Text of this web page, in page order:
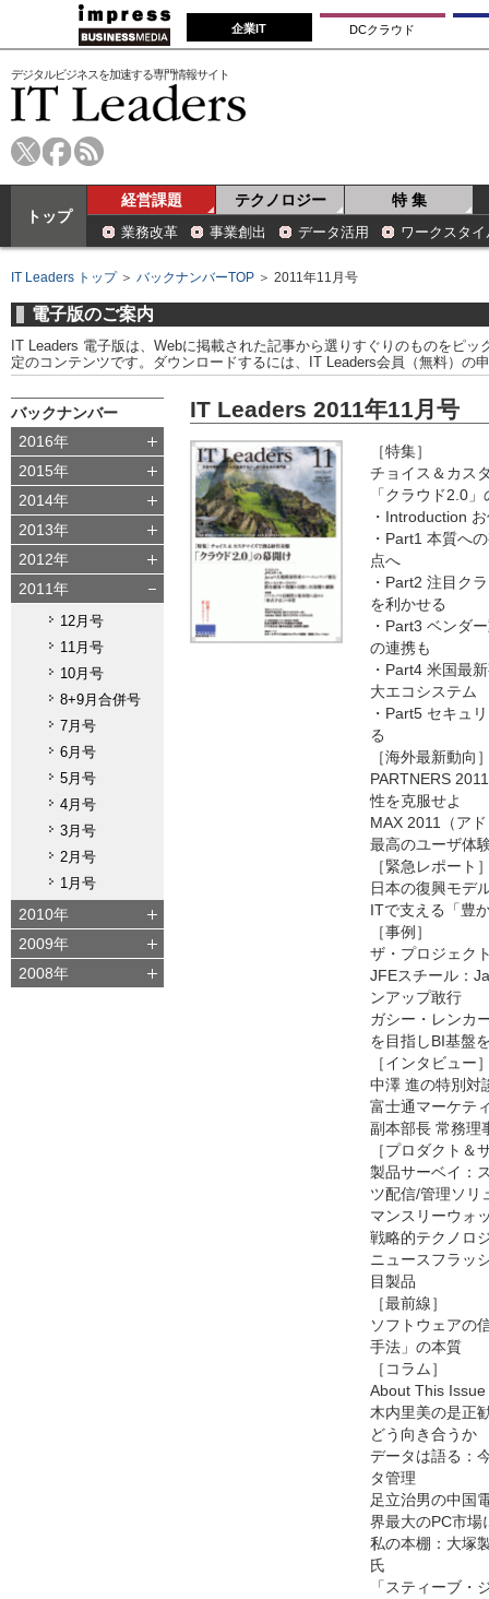
企業IT DCクラウド
デジタルビジネスを加速する専門情報サイト
トップ
経営課題 テクノロジー 特 集
業務改革 事業創出 データ活用 ワークスタイ
IT Leaders トップ＞ バックナンバーTOP ＞ 2011年11月号
電子版のご案内
IT Leaders 電子版は、Webに掲載された記事から選りすぐりのものをピ
定のコンテンツです。ダウンロードするには、IT Leaders会員（無料）の
バックナンバー
2016年
2015年
2014年
2013年
2012年
2011年
12月号
11月号
10月号
8+9月合併号
7月号
6月号
5月号
4月号
3月号
2月号
1月号
2010年
2009年
2008年
IT Leaders 2011年11月号
［特集］
チョイス＆カス
「クラウド2.0
・Introduction
・Part1 本質へ
点へ
・Part2 注目ク
を利かせる
・Part3 ベンダ
の連携も
・Part4 米国最
大エコシステム
・Part5 セキュ
る
［海外最新動向
PARTNERS
性を克服せよ
MAX 2011（ア
最高のユーザ体
［緊急レポート
日本の復興モデ
ITで支える「豊
［事例］
ザ・プロジェク
JFEスチール：
ンアップ敢行
ガシー・レンカ
を目指しBI基盤
［インタビュー
中澤 進の特別対
富士通マーケテ
副本部長 常務理
［プロダクト＆
製品サーベイ：
ツ配信/管理ソリ
マンスリーウォ
戦略的テクノロ
ニュースフラッ
目製品
［最前線］
ソフトウェアの
手法」の本質
［コラム］
About This
木内里美の是正
どう向き合うか
データは語る：
タ管理
足立治男の中国
界最大のPC市場
私の本棚：大塚
氏
「スティーブ・